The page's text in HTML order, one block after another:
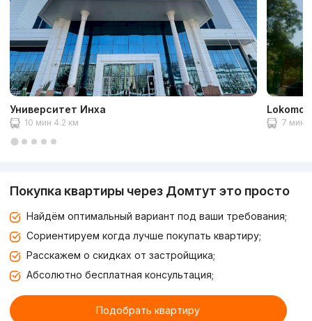
Университет Инха
10 мин 4.2 км 7 мин
Покупка квартиры через Домтут это просто
Найдём оптимальный вариант под ваши требования;
Сориентируем когда лучше покупать квартиру;
Расскажем о скидках от застройщика;
Абсолютно бесплатная консультация;
Подобрать квартиру